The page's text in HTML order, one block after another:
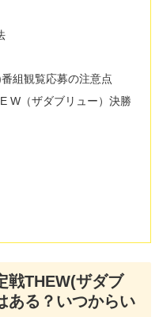
組観覧応募の注意点
W（ザダブリュー）決勝
戦THEW(ザダブ
ある？いつからい